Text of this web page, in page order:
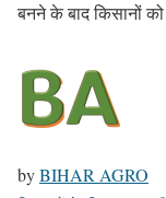
बनने के बाद किसानों
byBIHAR AGRO